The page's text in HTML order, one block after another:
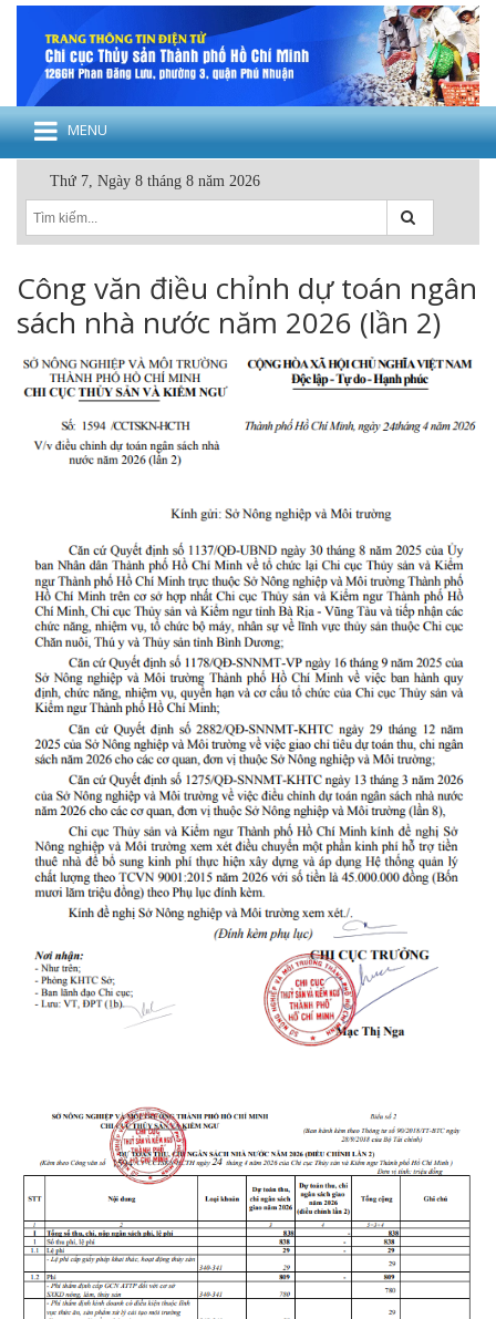
MENU
Thứ 7, Ngày 8 tháng 8 năm 2026
Công văn điều chỉnh dự toán ngân
sách nhà nước năm 2026 (lần 2)